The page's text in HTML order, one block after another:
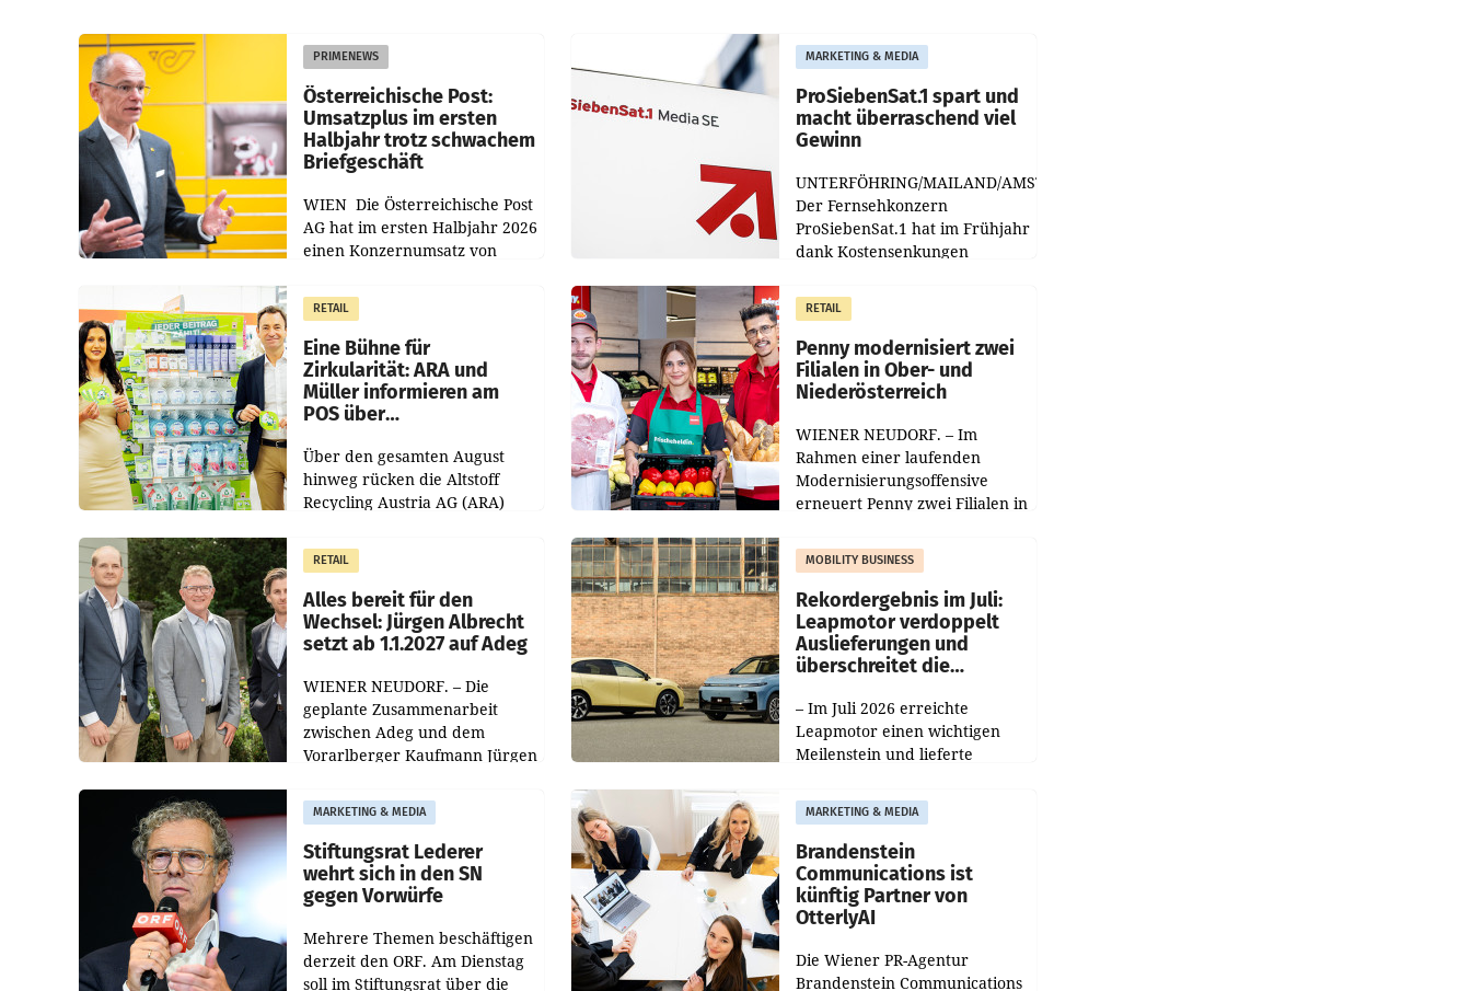
PRIMENEWS
Österreichische Post:
Umsatzplus im ersten
Halbjahr trotz schwachem
Briefgeschäft
WIEN Die Österreichische Post
AG hat im ersten Halbjahr 2026
einen Konzernumsatz von
erwirtschaftet, was einem Plus
von 3,8 Prozent gegenüber
dem Vergleichszeitraum
MARKETING & MEDIA
ProSiebenSat.1 spart und
macht überraschend viel
Gewinn
UNTERFÖHRING/MAILAND/AMSTERDAM.
Der Fernsehkonzern
ProSiebenSat.1 hat im Frühjahr
dank Kostensenkungen
gemacht und die
Markterwartung deutlich
übertroffen.
RETAIL
Eine Bühne für
Zirkularität: ARA und
Müller informieren am
POS über
Über den gesamten August
hinweg rücken die Altstoff
Recycling Austria AG (ARA)
Müller die Initiative „Kreislauf-
Helden“ in allen
österreichischen Müller-Filialen
RETAIL
Penny modernisiert zwei
Filialen in Ober- und
Niederösterreich
WIENER NEUDORF. – Im
Rahmen einer laufenden
Modernisierungsoffensive
erneuert Penny zwei Filialen in
Die beiden Standorte liegen in
Haag sowie im rund
RETAIL
Alles bereit für den
Wechsel: Jürgen Albrecht
setzt ab 1.1.2027 auf Adeg
WIENER NEUDORF. – Die
geplante Zusammenarbeit
zwischen Adeg und dem
Vorarlberger Kaufmann Jürgen
freigegeben: Die
Bundeswettbewerbsbehörde
und der Bundeskartellanwalt
MOBILITY BUSINESS
Rekordergebnis im Juli:
Leapmotor verdoppelt
Auslieferungen und
überschreitet die
– Im Juli 2026 erreichte
Leapmotor einen wichtigen
Meilenstein und lieferte
aus, womit sich das Ergebnis
gegenüber Juli 2025 mehr als
verdoppelte (+102
MARKETING & MEDIA
Stiftungsrat Lederer
wehrt sich in den SN
gegen Vorwürfe
Mehrere Themen beschäftigen
derzeit den ORF. Am Dienstag
soll im Stiftungsrat über die
MARKETING & MEDIA
Brandenstein
Communications ist
künftig Partner von
OtterlyAI
Die Wiener PR-Agentur
Brandenstein Communications